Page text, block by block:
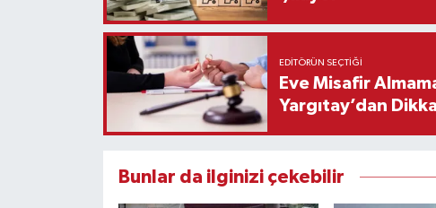
EDITÖRÜN SEÇTIĞI
Eve Misafir
Yargıtay’dan
Bunlar da ilginizi çekebilir